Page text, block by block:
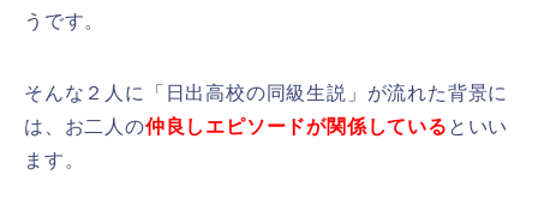
うです。
そんな２人に「日出高校の同級生説」が流れた背景に
は、お二人の仲良しエピソードが関係している といい
ます。